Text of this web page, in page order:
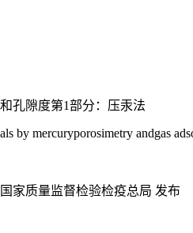
孔隙度第1部分：压汞法
by mercuryporosimetry andgas
家质量监督检验检疫总局 发布